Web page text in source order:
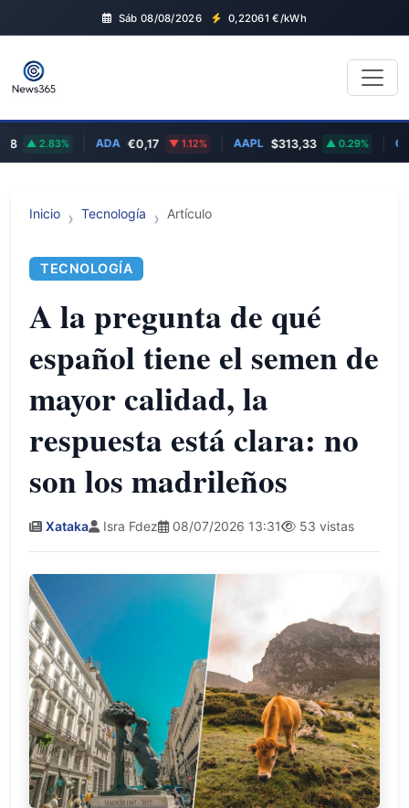
Sáb 08/08/2026 0,22061 €/kWh
2.83% ADA €0,17 1.12% AAPL $313,33 0.29%
Inicio Tecnología Artículo
TECNOLOGÍA
A la pregunta de qué
español tiene el semen de
mayor calidad, la
respuesta está clara: no
son los madrileños
Xataka Isra Fdez 08/07/2026 13:31 53 vistas